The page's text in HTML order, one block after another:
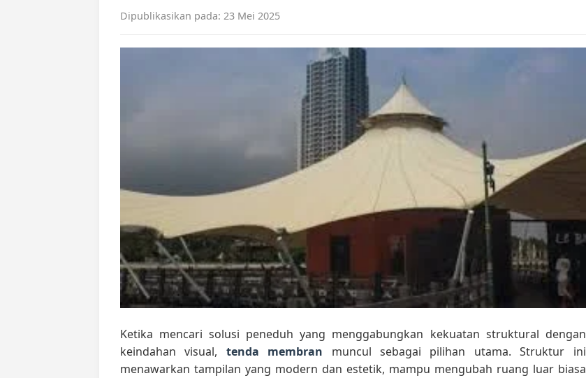
Dipublikasikan pada: 23 Mei 2025
Ketika mencari solusi peneduh yang menggabungkan kekuatan struktural dengan
keindahan visual, tenda membran muncul sebagai pilihan utama. Struktur ini
menawarkan tampilan yang modern dan estetik, mampu mengubah ruang luar biasa